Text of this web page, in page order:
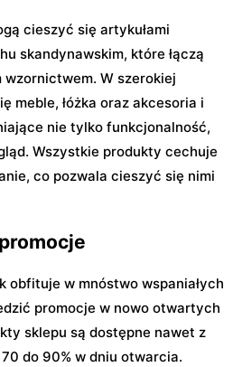
cieszyć się artykułami
skandynawskim, które łączą
W szerokiej
meble, łóżka oraz akcesoria i
nie tylko funkcjonalność,
Wszystkie produkty cechuje
co pozwala cieszyć się nimi
obfituje w mnóstwo wspaniałych
promocje w nowo otwartych
sklepu są dostępne nawet z
do 90% w dniu otwarcia.